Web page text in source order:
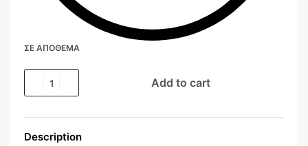
ΣΕ ΑΠΌΘΕΜΑ
Add to cart
Description